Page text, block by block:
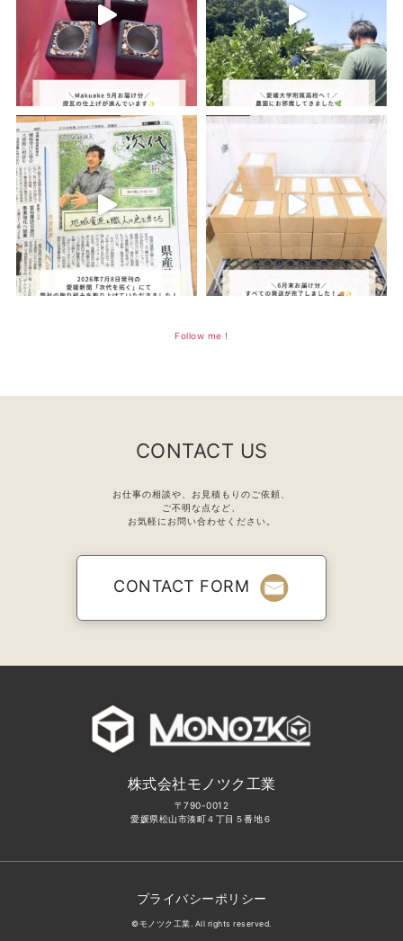
Follow me !
CONTACT US
お仕事の相談や、お見積もりのご依頼、
ご不明な点など、
お気軽にお問い合わせください。
CONTACT FORM
株式会社モノツク工業
〒790-0012
愛媛県松山市湊町４丁目５番地６
プライバシーポリシー
©モノツク工業. All rights reserved.